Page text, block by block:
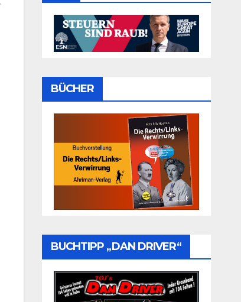
BÜCHER
BUCHTIPP „DAN DRIVER“